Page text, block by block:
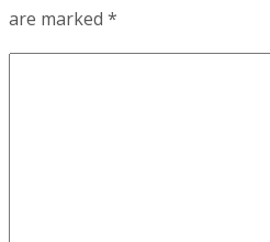
are marked *